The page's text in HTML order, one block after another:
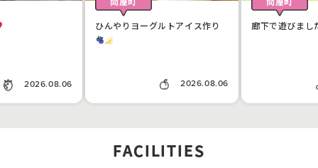
2026.08.06
ひんやりヨーグルトアイス作り
2026.08.06
廊下で遊びまし
FACILITIES